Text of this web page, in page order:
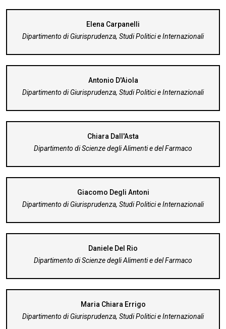
Elena Carpanelli
Dipartimento di Giurisprudenza, Studi Politici e Internazionali
Antonio D'Aiola
Dipartimento di Giurisprudenza, Studi Politici e Internazionali
Chiara Dall'Asta
Dipartimento di Scienze degli Alimenti e del Farmaco
Giacomo Degli Antoni
Dipartimento di Giurisprudenza, Studi Politici e Internazionali
Daniele Del Rio
Dipartimento di Scienze degli Alimenti e del Farmaco
Maria Chiara Errigo
Dipartimento di Giurisprudenza, Studi Politici e Internazionali